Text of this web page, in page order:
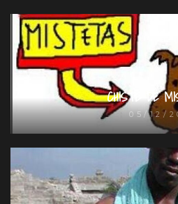
CHISTE DE
05/12/